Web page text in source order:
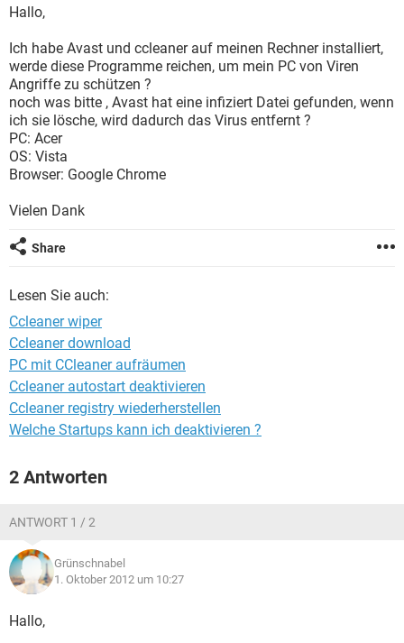
FACEBOOK
FACEBOOK HARDWARE
ANDROID
WINDOWS 10 INSTAGRAM
WHATSAPP
FACEBOOK HARDWARE
Hallo,
Ich habe Avast und ccleaner auf meinen Rechner installiert,
werde diese Programme reichen, um mein PC von Viren
Angriffe zu schützen ?
noch was bitte , Avast hat eine infiziert Datei gefunden, wenn
ich sie lösche, wird dadurch das Virus entfernt ?
PC: Acer
OS: Vista
Browser: Google Chrome
Vielen Dank
Share
Lesen Sie auch:
Ccleaner wiper
Ccleaner download
PC mit CCleaner aufräumen
Ccleaner autostart deaktivieren
Ccleaner registry wiederherstellen
Welche Startups kann ich deaktivieren ?
2 Antworten
ANTWORT 1 / 2
Grünschnabel
1. Oktober 2012 um 10:27
Hallo,